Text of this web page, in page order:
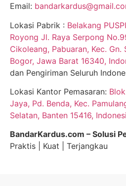
Email:
Lokasi Pabrik : Belakang
Royong Jl. Raya Serpong
Cikoleang, Pabuaran, Kec. Gn.
Bogor, Jawa Barat 16340,
dan Pengiriman Seluruh
Lokasi Kantor Pemasaran:
Jaya, Pd. Benda, Kec.
Selatan, Banten 15416,
BandarKardus.com – Solusi
Praktis | Kuat | Terjangkau